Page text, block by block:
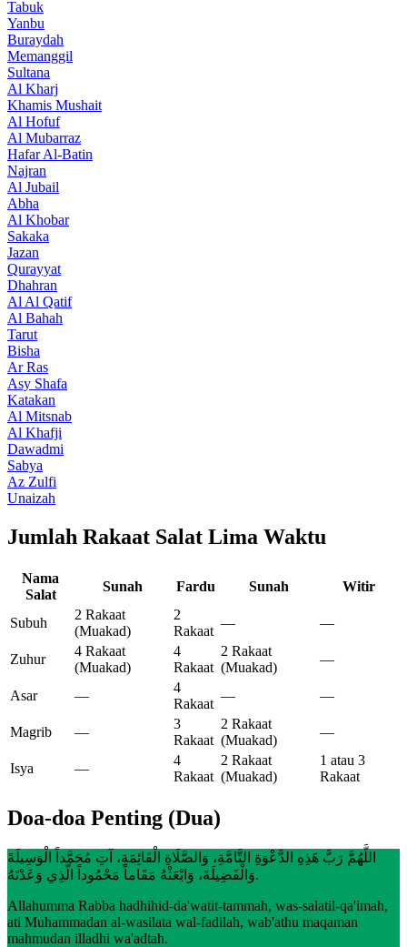
Tabuk
Yanbu
Buraydah
Memanggil
Sultana
Al Kharj
Khamis Mushait
Al Hofuf
Al Mubarraz
Hafar Al-Batin
Najran
Al Jubail
Abha
Al Khobar
Sakaka
Jazan
Qurayyat
Dhahran
Al Al Qatif
Al Bahah
Tarut
Bisha
Ar Ras
Asy Shafa
Katakan
Al Mitsnab
Al Khafji
Dawadmi
Sabya
Az Zulfi
Unaizah
Jumlah Rakaat Salat Lima Waktu
Nama
Salat
Sunah Fardu Sunah Witir
Subuh
2 Rakaat
(Muakad)
2
Rakaat
— —
Zuhur
4 Rakaat
(Muakad)
4
Rakaat
2 Rakaat
(Muakad)
—
Asar —
4
Rakaat
— —
Magrib —
3
Rakaat
2 Rakaat
(Muakad)
—
Isya —
4
Rakaat
2 Rakaat
(Muakad)
1 atau 3
Rakaat
Doa-doa Penting (Dua)
اللَّهُمَّ رَبَّ هَذِهِ الدَّعْوَةِ التَّامَّةِ، وَالصَّلَاةِ الْقَائِمَةِ، آتِ مُحَمَّداً الْوَسِيلَةَ
وَالْفَضِيلَةَ، وَابْعَثْهُ مَقَاماً مَحْمُوداً الَّذِي وَعَدْتَهُ.
Allahumma Rabba hadhihid-da'watit-tammah, was-salatil-qa'imah,
ati Muhammadan al-wasilata wal-fadilah, wab'athu maqaman
mahmudan illadhi wa'adtah.